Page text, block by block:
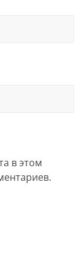
в этом